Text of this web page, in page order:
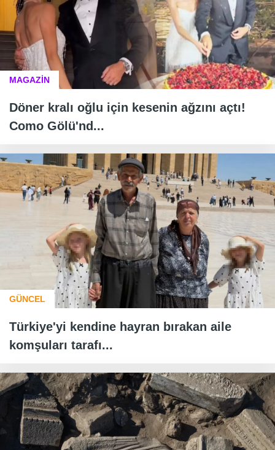
MAGAZİN
Döner kralı oğlu için kesenin ağzını açtı!
Como Gölü'nd...
GÜNCEL
Türkiye'yi kendine hayran bırakan aile
komşuları tarafı...